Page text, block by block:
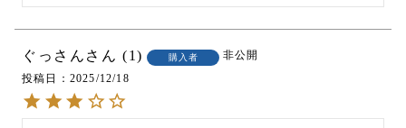
ぐっさん 1 購入者
非公開
投稿日
2025/12/18